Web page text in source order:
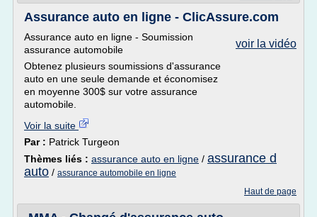
Assurance auto en ligne - ClicAssure.com
voir la vidéo
Assurance auto en ligne - Soumission
assurance automobile
Obtenez plusieurs soumissions d'assurance
auto en une seule demande et économisez
en moyenne 300$ sur votre assurance
automobile.
Voir la suite
Par : Patrick Turgeon
Thèmes liés : assurance auto en ligne / assurance d
auto / assurance automobile en ligne
Haut de page